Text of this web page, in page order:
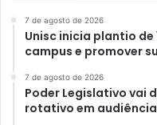
7 de agosto de 2026
Unisc inicia plantio de
campus e promover
7 de agosto de 2026
Poder Legislativo vai
rotativo em